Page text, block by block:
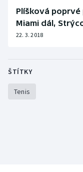
Vodní slalom
Ostatní
Plíšková
Miami dál,
22. 3. 2018
ŠTÍTKY
Tenis